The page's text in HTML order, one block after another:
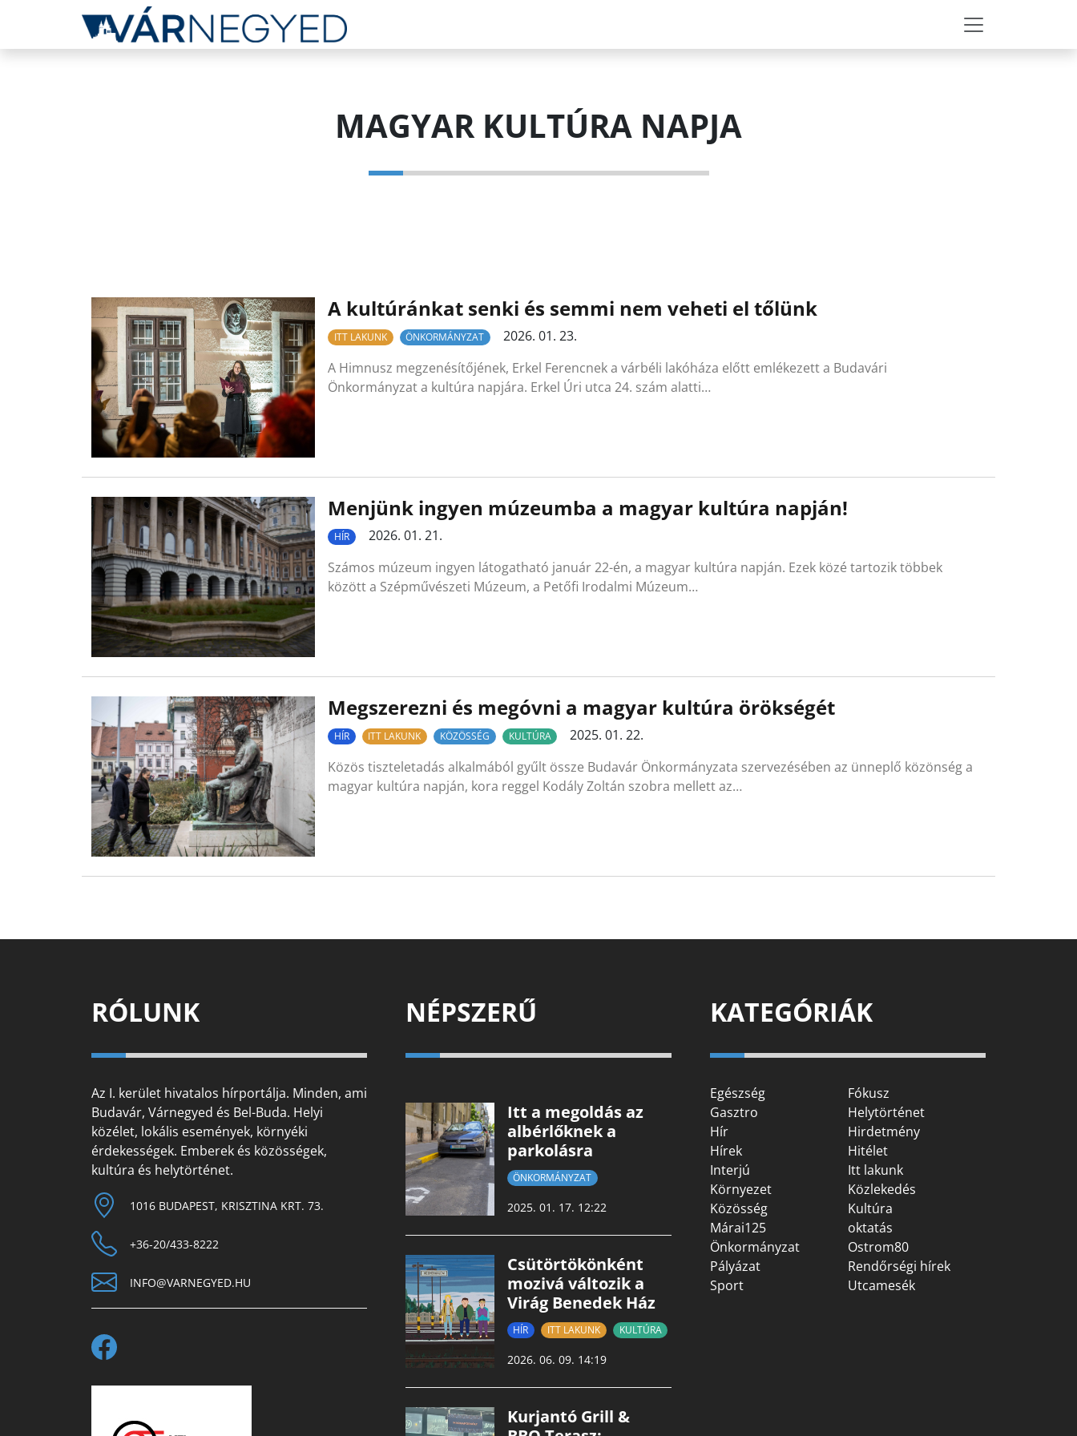
MAGYAR KULTÚRA NAPJA
A kultúránkat senki és semmi nem veheti el tőlünk
ITT LAKUNK ÖNKORMÁNYZAT
2026. 01. 23.
A Himnusz megzenésítőjének, Erkel Ferencnek a várbéli lakóháza előtt emlékezett a Budavári
Önkormányzat a kultúra napjára. Erkel Úri utca 24. szám alatti…
Menjünk ingyen múzeumba a magyar kultúra napján!
HÍR
2026. 01. 21.
Számos múzeum ingyen látogatható január 22-én, a magyar kultúra napján. Ezek közé tartozik többek
között a Szépművészeti Múzeum, a Petőfi Irodalmi Múzeum…
Megszerezni és megóvni a magyar kultúra örökségét
HÍR ITT LAKUNK KÖZÖSSÉG KULTÚRA
2025. 01. 22.
Közös tiszteletadás alkalmából gyűlt össze Budavár Önkormányzata szervezésében az ünneplő közönség a
magyar kultúra napján, kora reggel Kodály Zoltán szobra mellett az…
RÓLUNK
Az I. kerület hivatalos hírportálja. Minden, ami
Budavár, Várnegyed és Bel-Buda. Helyi
közélet, lokális események, környéki
érdekességek. Emberek és közösségek,
kultúra és helytörténet.
1016 BUDAPEST, KRISZTINA KRT. 73.
+36-20/433-8222
INFO@VARNEGYED.HU
NÉPSZERŰ
Itt a megoldás az
albérlőknek a
parkolásra
ÖNKORMÁNYZAT
2025. 01. 17. 12:22
Csütörtökönként
mozivá változik a
Virág Benedek Ház
HÍR ITT LAKUNK KULTÚRA
2026. 06. 09. 14:19
Kurjantó Grill &
KATEGÓRIÁK
Egészség
Fókusz
Gasztro
Helytörténet
Hír
Hirdetmény
Hírek
Hitélet
Interjú
Itt lakunk
Környezet
Közlekedés
Közösség
Kultúra
Márai125
oktatás
Önkormányzat
Ostrom80
Pályázat
Rendőrségi hírek
Sport
Utcamesék